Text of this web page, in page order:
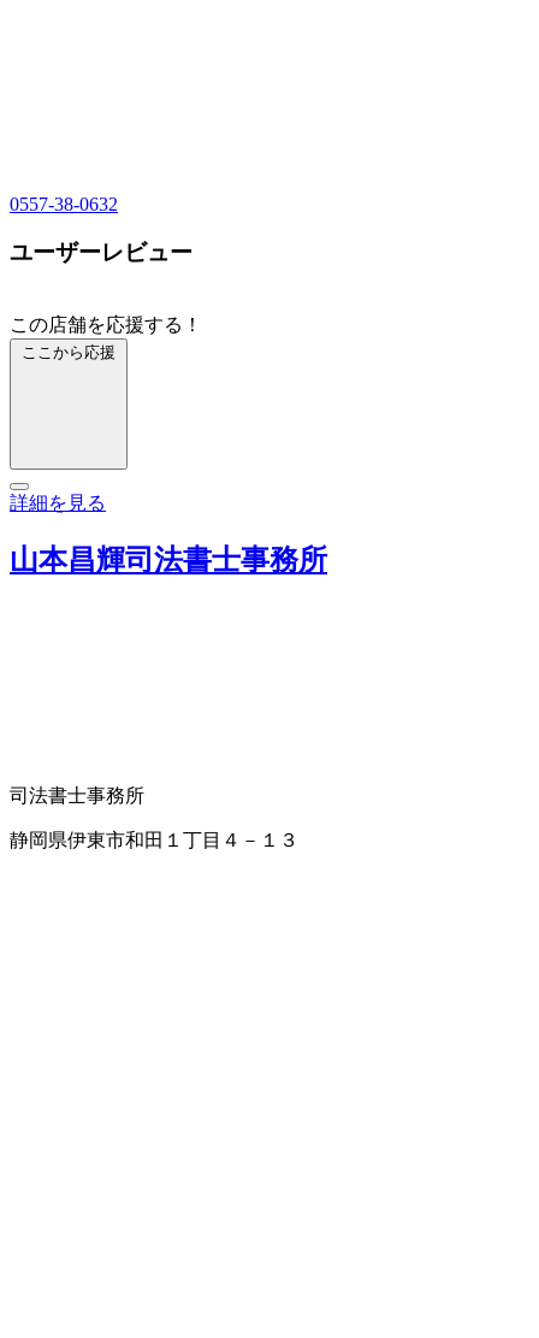
0557-38-0632
ユーザーレビュー
この店舗を応援する！
ここから応援
詳細を見る
山本昌輝司法書士事務所
司法書士事務所
静岡県伊東市和田１丁目４－１３